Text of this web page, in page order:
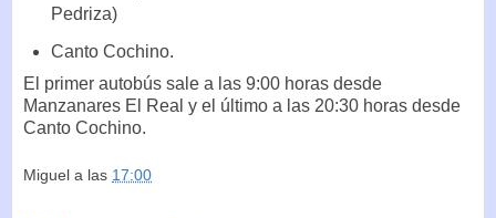
Pedriza)
Canto Cochino.
El primer autobús sale a las 9:00 horas desde
Manzanares El Real y el último a las 20:30 horas desde
Canto Cochino.
Miguel a las 17:00